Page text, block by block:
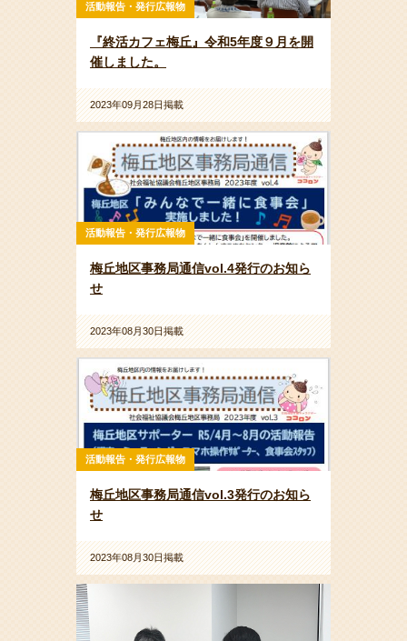
活動報告・発行広報物
『終活カフェ梅丘』令和5年度９月を開
催しました。
2023年09月28日掲載
活動報告・発行広報物
梅丘地区事務局通信vol.4発行のお知ら
せ
2023年08月30日掲載
活動報告・発行広報物
梅丘地区事務局通信vol.3発行のお知ら
せ
2023年08月30日掲載